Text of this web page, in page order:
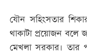
যৌন সহিংসতার
থাকাটা প্রয়োজন বলে
মেখলা সরকার। তার